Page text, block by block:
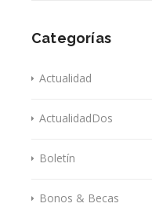
Categorías
Actualidad
ActualidadDos
Boletín
Bonos & Becas